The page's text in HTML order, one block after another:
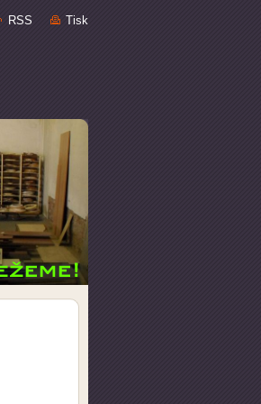
RSS Tisk